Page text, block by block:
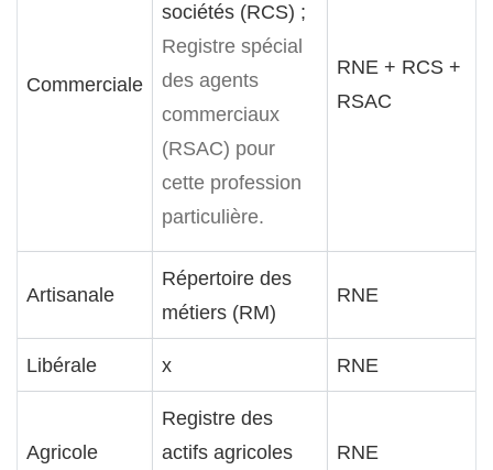
Commerciale
sociétés (RCS) ;
Registre spécial
des agents
commerciaux
(RSAC) pour
cette profession
particulière.
RNE + RCS +
RSAC
Artisanale
Répertoire des
métiers (RM)
RNE
Libérale x RNE
Agricole
Registre des
actifs agricoles
RNE